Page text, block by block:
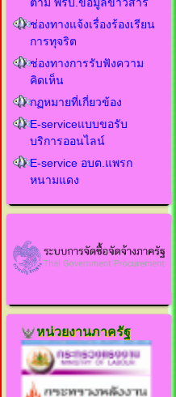
ช่องทางแจ้งเรื่องร้องเรียน
การทุจริต
ช่องทางการรับฟังความ
คิดเห็น
กฏหมายที่เกี่ยวข้อง
E-serviceแบบขอรับ
บริการออนไลน์
E-service อบต.แพรก
หนามแดง
หน่วยงานภาครัฐ